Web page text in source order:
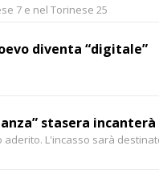
7 e nel Torinese 25
diventa “digitale”
stasera
aderito. L'incasso sarà